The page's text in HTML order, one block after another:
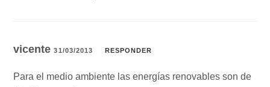
vicente31/03/2013 RESPONDER
Para el medio ambiente las energías renovables son de